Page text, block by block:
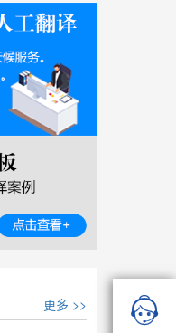
更多 >> 